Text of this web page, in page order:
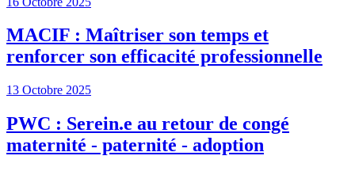
MACIF : Maîtriser son temps et
renforcer son efficacité professionnelle
13 Octobre 2025
PWC : Serein.e au retour de congé
maternité - paternité - adoption